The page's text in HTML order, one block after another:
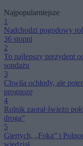
Najpopularniejsze
1
Nadchodzi pogodowy
36 stopni
2
To najlepszy prezydent
sondażu
3
Chwila ochłody, ale
prognozę
4
Rolnik zaorał świeżo
droga”
5
Giertych, „Foka” i
wiedział